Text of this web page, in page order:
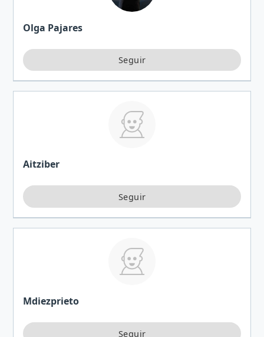
Olga Pajares
Aitziber
Mdiezprieto